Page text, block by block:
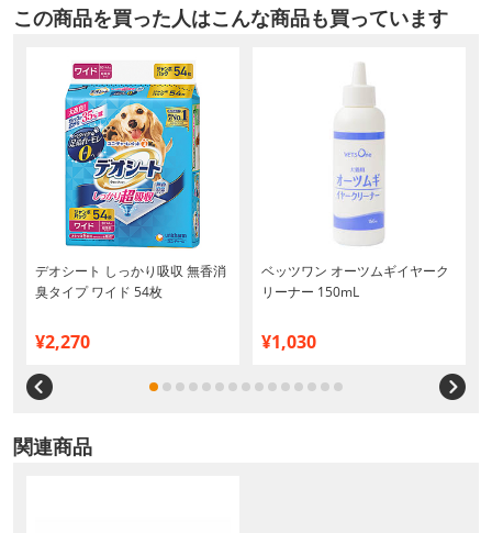
この商品を買った人はこんな商品も買っています
デオシート しっかり吸収 無香消
臭タイプ ワイド 54枚
¥2,270
ベッツワン オーツムギイヤーク
リーナー 150mL
¥1,030
関連商品